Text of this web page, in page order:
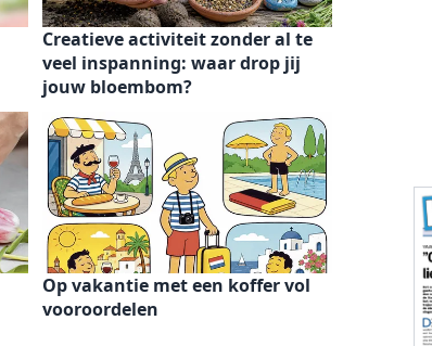
Creatieve activiteit zonder al te
veel inspanning: waar drop jij
jouw bloembom?
Op vakantie met een koffer vol
vooroordelen